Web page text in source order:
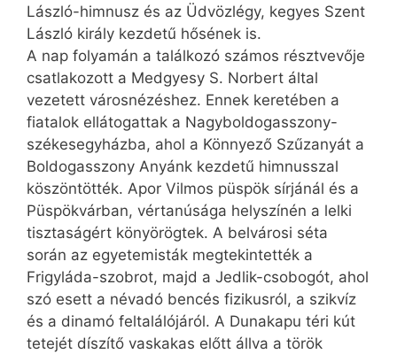
László-himnusz és az Üdvözlégy, kegyes Szent
László király kezdetű hős­ének is.
A nap folyamán a találkozó számos résztvevője
csatlakozott a Medgyesy S. Norbert által
vezetett városnézéshez. Ennek keretében a
fiatalok ellátogattak a Nagyboldogasszony-
székesegyházba, ahol a Könnyező Szűzanyát a
Boldogasszony Anyánk kezdetű himnusszal
köszöntötték. Apor Vilmos püspök sírjánál és a
Püspökvárban, vértanúsága helyszínén a lelki
tisztaságért könyörögtek. A belvárosi séta
során az egyetemisták megtekintették a
Frigyláda-szobrot, majd a Jedlik-csobogót, ahol
szó esett a névadó bencés fizikusról, a szikvíz
és a dinamó feltalálójáról. A Dunakapu téri kút
tetejét díszítő vaskakas előtt állva a török